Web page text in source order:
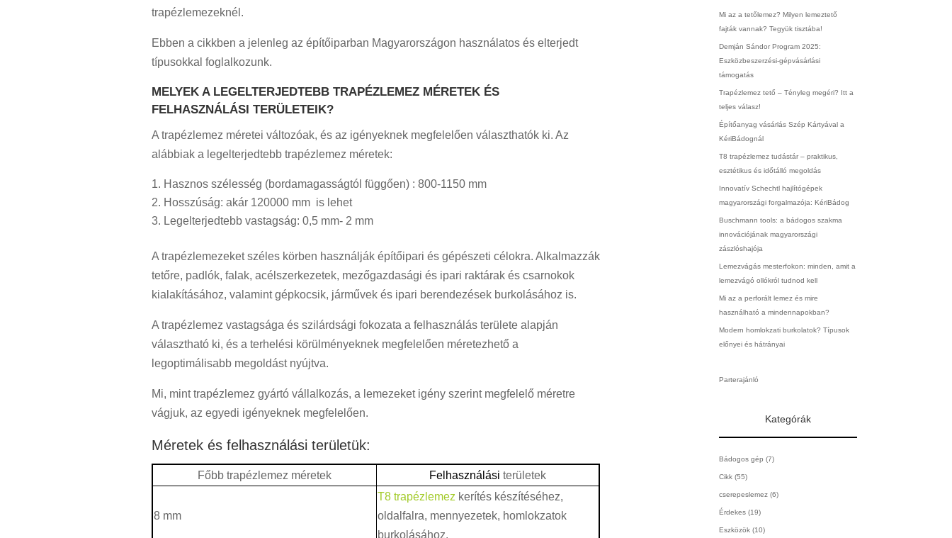
trapézlemezeknél.
Ebben a cikkben a jelenleg az építőiparban Magyarországon használatos és elterjedt
típusokkal foglalkozunk.
MELYEK A LEGELTERJEDTEBB TRAPÉZLEMEZ MÉRETEK ÉS
FELHASZNÁLÁSI TERÜLETEIK?
A trapézlemez méretei változóak, és az igényeknek megfelelően választhatók ki. Az
alábbiak a legelterjedtebb trapézlemez méretek:
Hasznos szélesség (bordamagasságtól függően) : 800-1150 mm
Hosszúság: akár 120000 mm is lehet
Legelterjedtebb vastagság: 0,5 mm- 2 mm
A trapézlemezeket széles körben használják építőipari és gépészeti célokra. Alkalmazzák
tetőre, padlók, falak, acélszerkezetek, mezőgazdasági és ipari raktárak és csarnokok
kialakításához, valamint gépkocsik, járművek és ipari berendezések burkolásához is.
A trapézlemez vastagsága és szilárdsági fokozata a felhasználás területe alapján
választható ki, és a terhelési körülményeknek megfelelően méretezhető a
legoptimálisabb megoldást nyújtva.
Mi, mint trapézlemez gyártó vállalkozás, a lemezeket igény szerint megfelelő méretre
vágjuk, az egyedi igényeknek megfelelően.
Méretek és felhasználási területük:
Főbb trapézlemez méretek Felhasználási területek
8 mm
T8 trapézlemez kerítés készítéséhez,
oldalfalra, mennyezetek, homlokzatok
burkolásához.
Mi az a tetőlemez? Milyen lemeztető
fajták vannak? Tegyük tisztába!
Demján Sándor Program 2025:
Eszközbeszerzési-gépvásárlási
támogatás
Trapézlemez tető – Tényleg megéri? Itt a
teljes válasz!
Építőanyag vásárlás Szép Kártyával a
KériBádognál
T8 trapézlemez tudástár – praktikus,
esztétikus és időtálló megoldás
Innovatív Schechtl hajlítógépek
magyarországi forgalmazója: KériBádog
Buschmann tools: a bádogos szakma
innovációjának magyarországi
zászlóshajója
Lemezvágás mesterfokon: minden, amit a
lemezvágó ollókról tudnod kell
Mi az a perforált lemez és mire
használható a mindennapokban?
Modern homlokzati burkolatok? Típusok
előnyei és hátrányai
Parterajánló
Kategórák
Bádogos gép (7)
Cikk (55)
cserepeslemez (6)
Érdekes (19)
Eszközök (10)